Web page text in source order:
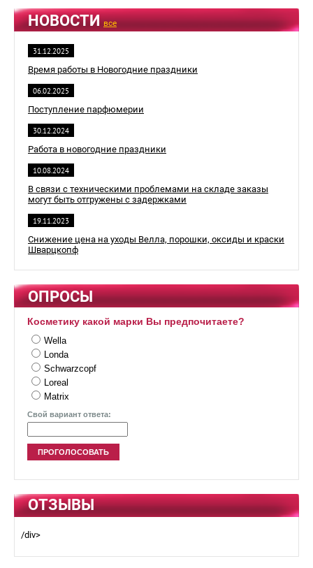
НОВОСТИвсе
31.12.2025
Время работы в Новогодние праздники
06.02.2025
Поступление парфюмерии
30.12.2024
Работа в новогодние праздники
10.08.2024
В связи с техническими проблемами на складе заказы
могут быть отгружены с задержками
19.11.2023
Снижение цена на уходы Велла, порошки, оксиды и краски
Шварцкопф
ОПРОСЫ
Косметику какой марки Вы предпочитаете?
Wella
Londa
Schwarzcopf
Loreal
Matrix
Свой вариант ответа:
ОТЗЫВЫ
/div>